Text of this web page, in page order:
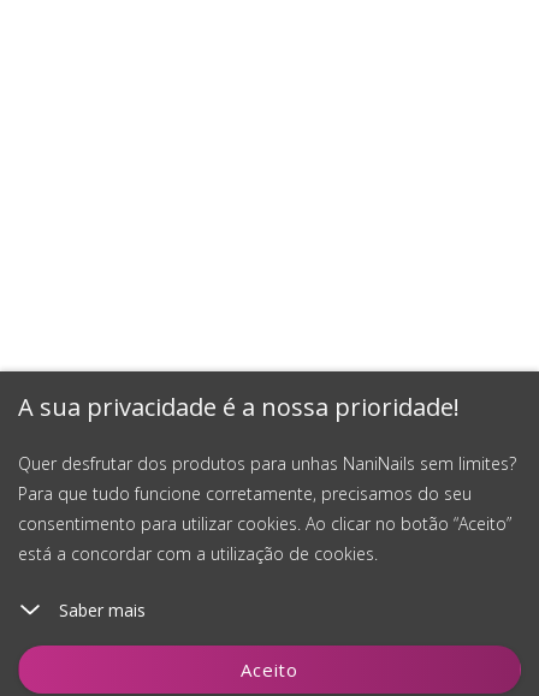
A sua privacidade é a nossa prioridade!
Quer desfrutar dos produtos para unhas NaniNails sem limites?
Para que tudo funcione corretamente, precisamos do seu
consentimento para utilizar cookies. Ao clicar no botão “Aceito”
está a concordar com a utilização de cookies.
Saber mais
Aceito